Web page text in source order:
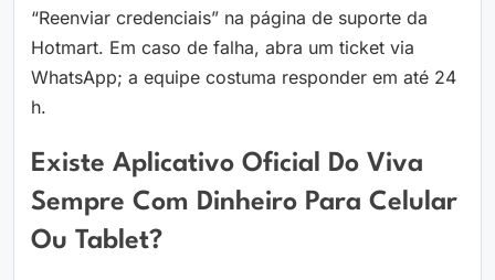
“Reenviar credenciais” na página de suporte da
Hotmart. Em caso de falha, abra um ticket via
WhatsApp; a equipe costuma responder em até 24
h.
Existe Aplicativo Oficial Do Viva
Sempre Com Dinheiro Para Celular
Ou Tablet?